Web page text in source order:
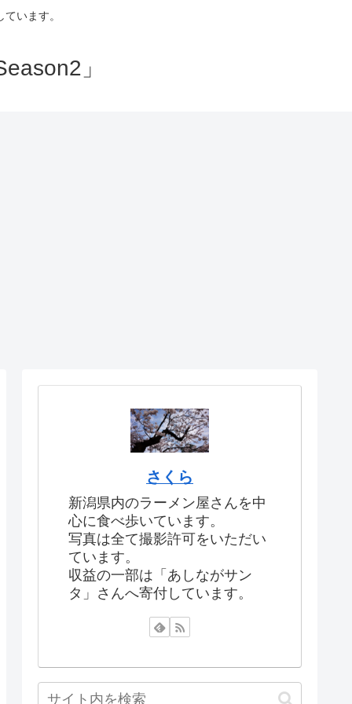
います。
」
さくら
新潟県内のラーメン屋さんを中
心に食べ歩いています。
写真は全て撮影許可をいただい
ています。
収益の一部は「あしながサン
タ」さんへ寄付しています。